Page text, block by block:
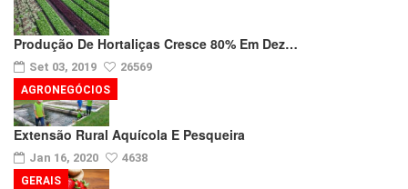
Produção De Hortaliças Cresce 80% Em Dez…
Set 03, 2019 26569
Extensão Rural Aquícola E Pesqueira
Jan 16, 2020 4638
AGRONEGÓCIOS
GERAIS